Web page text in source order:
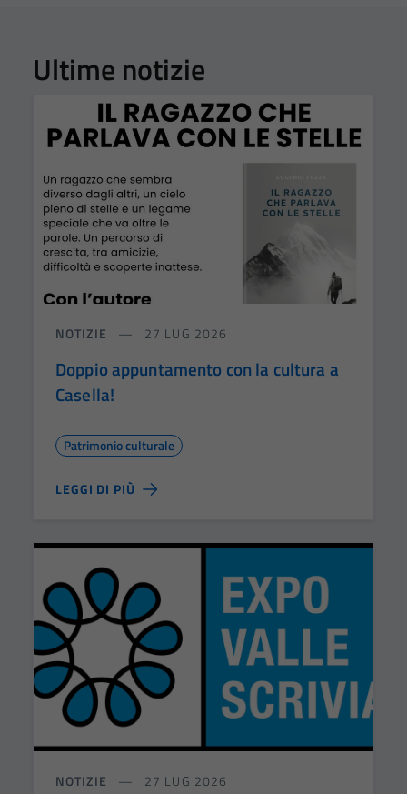
Ultime notizie
NOTIZIE 27 LUG 2026
Doppio appuntamento con la cultura a
Casella!
Patrimonio culturale
LEGGI DI PIÙ
NOTIZIE 27 LUG 2026